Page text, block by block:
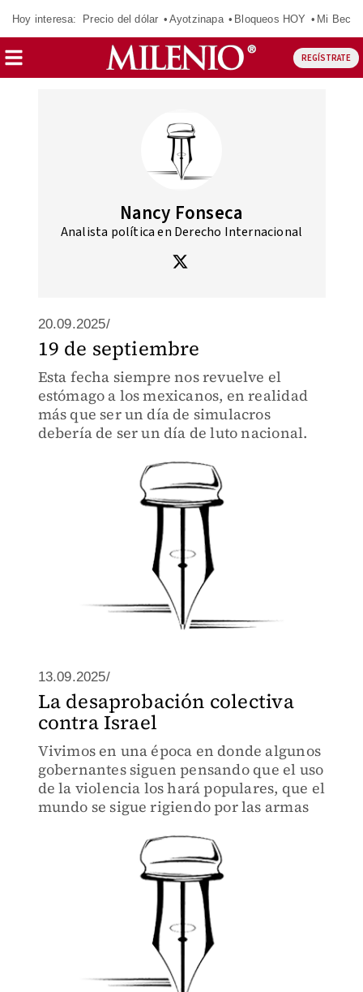
Hoy interesa: Precio del dólar Ayotzinapa Bloqueos HOY Mi Beca
REGÍSTRATE
Nancy Fonseca
Analista política en Derecho Internacional
20.09.2025/
19 de septiembre
Esta fecha siempre nos revuelve el
estómago a los mexicanos, en realidad
más que ser un día de simulacros
debería de ser un día de luto nacional.
13.09.2025/
La desaprobación colectiva
contra Israel
Vivimos en una época en donde algunos
gobernantes siguen pensando que el uso
de la violencia los hará populares, que el
mundo se sigue rigiendo por las armas